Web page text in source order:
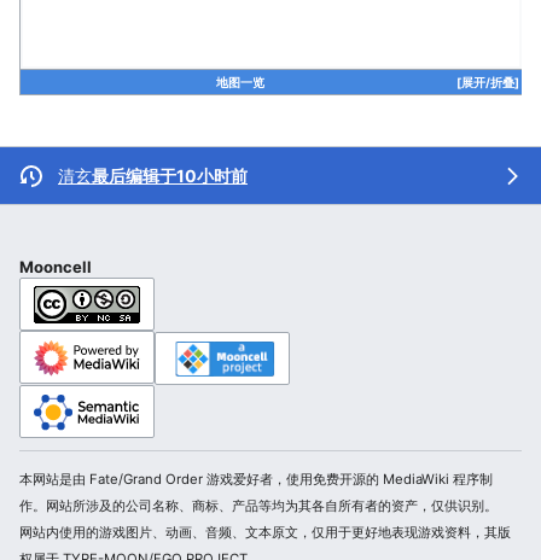
地图一览 [展开/折叠]
清玄最后编辑于10小时前
Mooncell
本网站是由 Fate/Grand Order 游戏爱好者，使用免费开源的 MediaWiki 程序制
作。网站所涉及的公司名称、商标、产品等均为其各自所有者的资产，仅供识别。
网站内使用的游戏图片、动画、音频、文本原文，仅用于更好地表现游戏资料，其版